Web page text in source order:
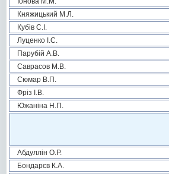
Княжицький М.Л.
Кубів С.І.
Луценко І.С.
Парубій А.В.
Саврасов М.В.
Сюмар В.П.
Фріз І.В.
Южаніна Н.П.
Абдуллін О.Р.
Бондарєв К.А.